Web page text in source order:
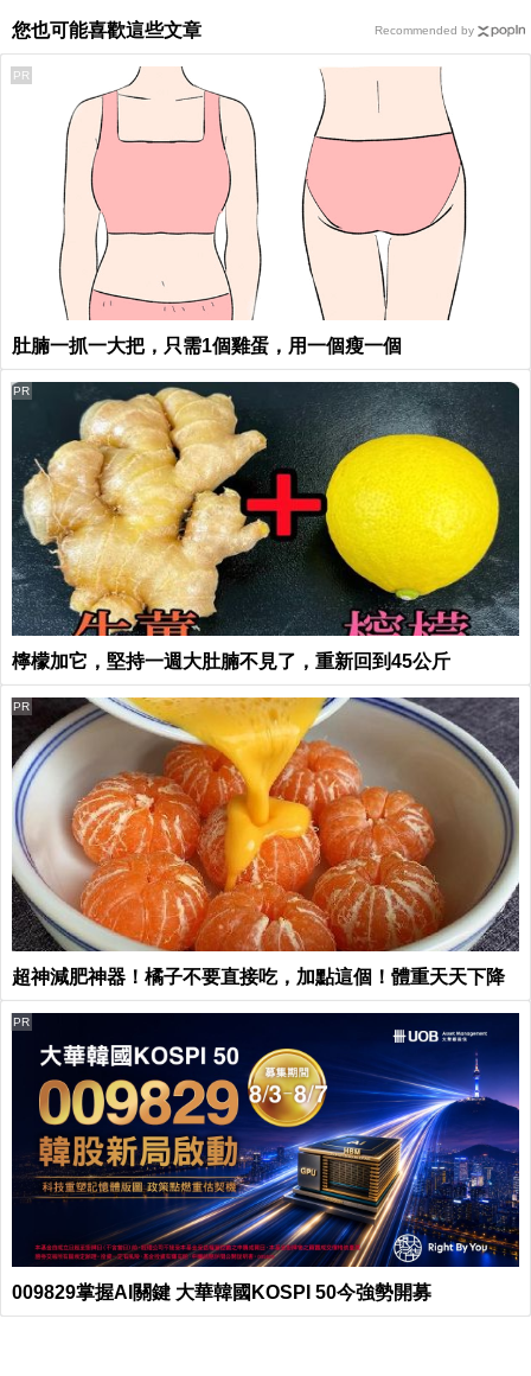
您也可能喜歡這些文章
肚腩一抓一大把，只需1個雞蛋，用一個瘦一個
PR
檸檬加它，堅持一週大肚腩不見了，重新回到45公斤
PR
超神減肥神器！橘子不要直接吃，加點這個！體重天天下降
PR
009829掌握AI關鍵 大華韓國KOSPI 50今強勢開募
PR
Recommended by